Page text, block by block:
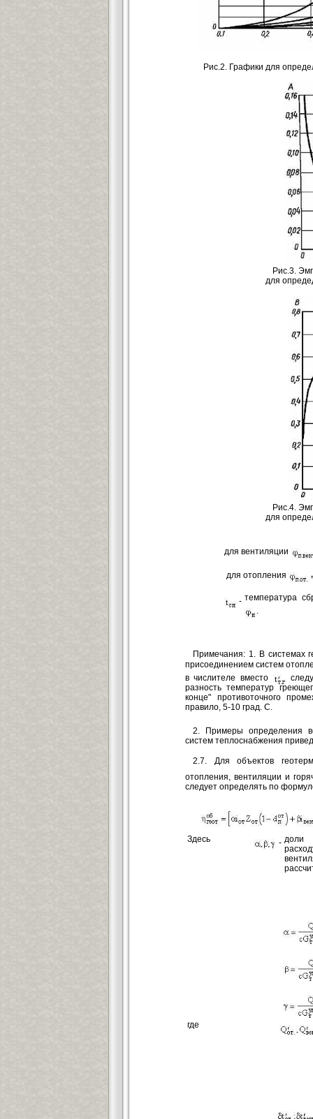
Рис.2. Графики для
Рис.3.
для
Рис.4.
для
для вентиляции
для отопления
- температура
.
Примечания: 1. В системах
присоединением систем
в числителе вместо
разность температур
конце" противоточного
правило, 5-10 град. С.
2. Примеры определения
систем теплоснабжения
2.7. Для объектов
отопления, вентиляции и
следует определять по
Здесь - доли
где